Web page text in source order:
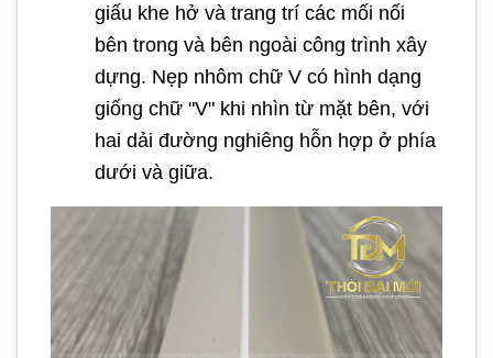
giấu khe hở và trang trí các mối nối
bên trong và bên ngoài công trình xây
dựng. Nẹp nhôm chữ V có hình dạng
giống chữ "V" khi nhìn từ mặt bên, với
hai dải đường nghiêng hỗn hợp ở phía
dưới và giữa.